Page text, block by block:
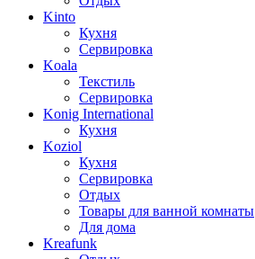
Kinto
Кухня
Сервировка
Koala
Текстиль
Сервировка
Konig International
Кухня
Koziol
Кухня
Сервировка
Отдых
Товары для ванной комнаты
Для дома
Kreafunk